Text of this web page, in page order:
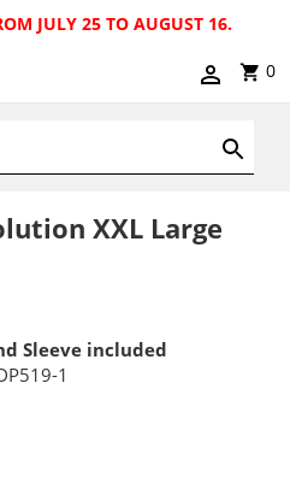
JULY 25 TO AUGUST 16.
0
XXL Large
Sleeve included
1